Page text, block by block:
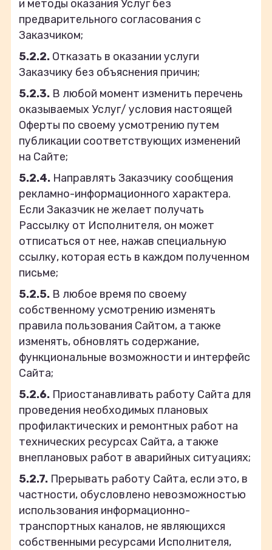
и методы оказания Услуг без
предварительного согласования с
Заказчиком;
5.2.2. Отказать в оказании услуги
Заказчику без объяснения причин;
5.2.3. В любой момент изменить перечень
оказываемых Услуг/ условия настоящей
Оферты по своему усмотрению путем
публикации соответствующих изменений
на Сайте;
5.2.4. Направлять Заказчику сообщения
рекламно-информационного характера.
Если Заказчик не желает получать
Рассылку от Исполнителя, он может
отписаться от нее, нажав специальную
ссылку, которая есть в каждом полученном
письме;
5.2.5. В любое время по своему
собственному усмотрению изменять
правила пользования Сайтом, а также
изменять, обновлять содержание,
функциональные возможности и интерфейс
Сайта;
5.2.6. Приостанавливать работу Сайта для
проведения необходимых плановых
профилактических и ремонтных работ на
технических ресурсах Сайта, а также
внеплановых работ в аварийных ситуациях;
5.2.7. Прерывать работу Сайта, если это, в
частности, обусловлено невозможностью
использования информационно-
транспортных каналов, не являющихся
собственными ресурсами Исполнителя,